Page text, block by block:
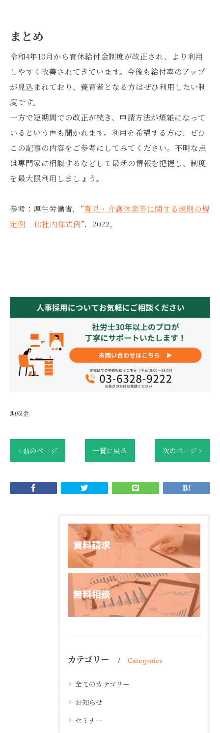
まとめ
令和4年10月から育休給付金制度が改正され、より利用
しやすく改善されてきています。今後も給付率のアップ
が見込まれており、養育者となる方はぜひ利用したい制
度です。
一方で短期間での改正が続き、申請方法が煩雑になって
いるという声も聞かれます。利用を希望する方は、ぜひ
この記事の内容をご参考にしてみてください。不明な点
は専門家に相談するなどして最新の情報を把握し、制度
を最大限利用しましょう。
参考：厚生労働省．”育児・介護休業等に関する規則の規
定例 10社内様式例”．2022，
助成金
< 前のページ 一覧に戻る 次のページ >
カテゴリー Categories
全てのカテゴリー
お知らせ
セミナー